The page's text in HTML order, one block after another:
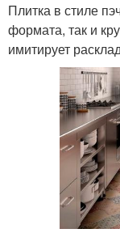
Плитка в стиле
формата, так и
имитирует